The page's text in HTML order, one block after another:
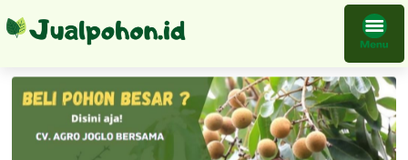
Bibit Tanaman Durian Merah Buah Harga Terbaik Petani